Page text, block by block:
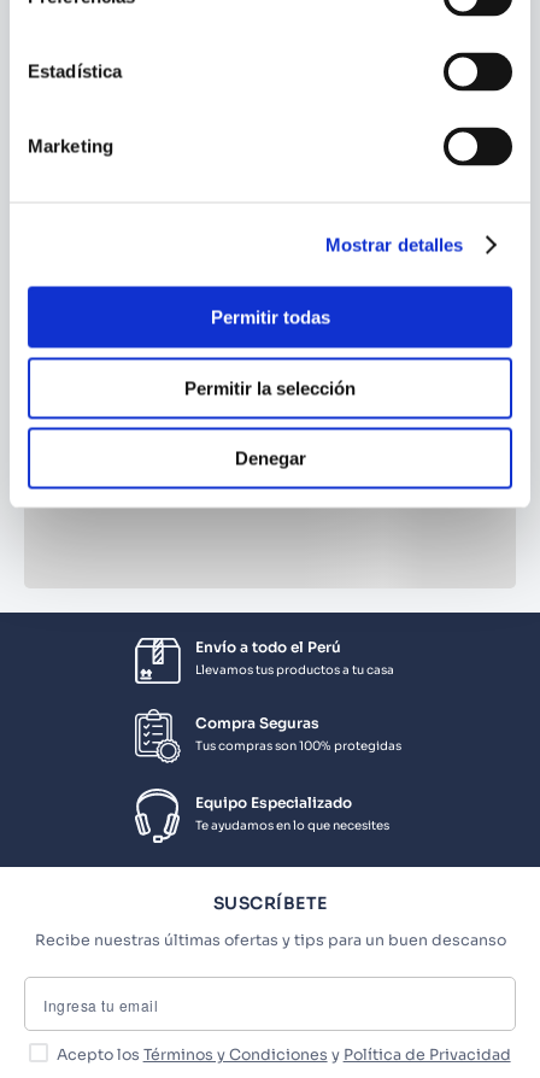
Estadística
Marketing
Mostrar detalles
Permitir todas
Permitir la selección
Denegar
Envío a todo el Perú
Llevamos tus productos a tu casa
Compra Seguras
Tus compras son 100% protegidas
Equipo Especializado
Te ayudamos en lo que necesites
SUSCRÍBETE
Recibe nuestras últimas ofertas y tips para un buen descanso
Acepto los Términos y Condiciones y Política de Privacidad